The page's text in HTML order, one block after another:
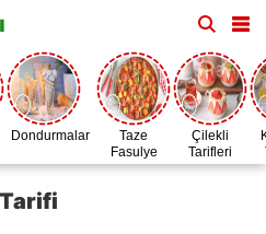
Dondurmalar
Taze
Fasulye
Zamanı
Çilekli
Tarifleri